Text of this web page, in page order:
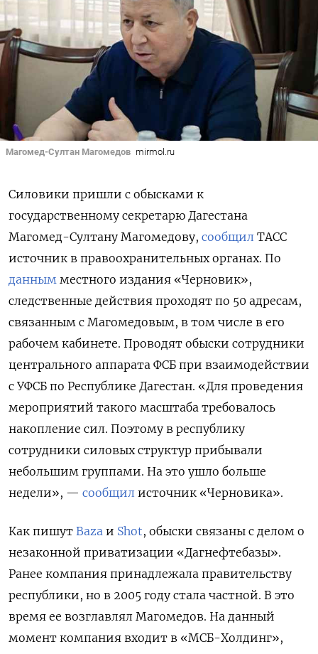
Магомед-Султан Магомедов mirmol.ru
Силовики пришли с обысками к
государственному секретарю Дагестана
Магомед-Султану Магомедову, сообщил ТАСС
источник в правоохранительных органах. По
данным местного издания «Черновик»,
следственные действия проходят по 50 адресам,
связанным с Магомедовым, в том числе в его
рабочем кабинете. Проводят обыски сотрудники
центрального аппарата ФСБ при взаимодействии
с УФСБ по Республике Дагестан. «Для проведения
мероприятий такого масштаба требовалось
накопление сил. Поэтому в республику
сотрудники силовых структур прибывали
небольшим группами. На это ушло больше
недели», — сообщил источник «Черновика».
Как пишут Baza и Shot, обыски связаны с делом о
незаконной приватизации «Дагнефтебазы».
Ранее компания принадлежала правительству
республики, но в 2005 году стала частной. В это
время ее возглавлял Магомедов. На данный
момент компания входит в «МСБ-Холдинг»,